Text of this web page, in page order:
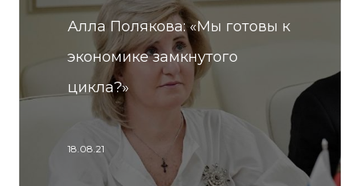
Алла Полякова: «Мы готовы к
экономике замкнутого
цикла?»
18.08.21